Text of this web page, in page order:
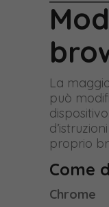
La
può
proprio
Come
Chrome